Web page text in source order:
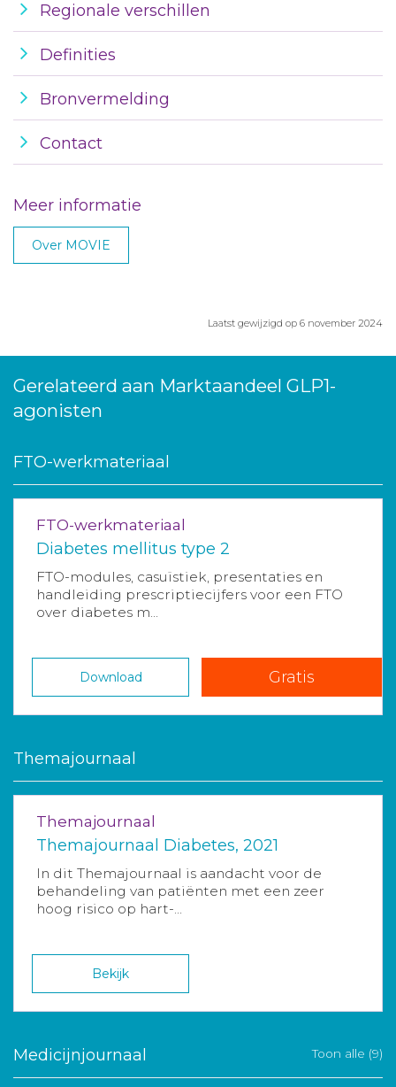
Regionale verschillen
Definities
Bronvermelding
Contact
Meer informatie
Over MOVIE
Laatst gewijzigd op 6 november 2024
Gerelateerd aan Marktaandeel GLP1-
agonisten
FTO-werkmateriaal
FTO-werkmateriaal
Diabetes mellitus type 2
FTO-modules, casuïstiek, presentaties en
handleiding prescriptiecijfers voor een FTO
over diabetes m...
Download Gratis
Themajournaal
Themajournaal
Themajournaal Diabetes, 2021
In dit Themajournaal is aandacht voor de
behandeling van patiënten met een zeer
hoog risico op hart-...
Bekijk
Medicijnjournaal Toon alle (9)